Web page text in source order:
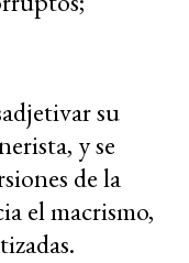
su
y se
de la
el macrismo,